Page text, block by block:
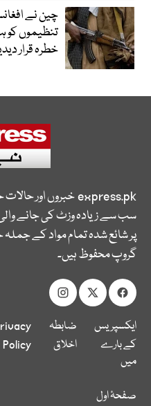
چین نے
تنظیموں
خطرہ قرار
express.pkخبروں اور
سب سے زیادہ وزٹ کی جانے
پر شائع شدہ تمام مواد کے
گروپ محفوظ ہیں۔
ایکسپریس
کے بارے
میں
ضابطہ
اخلاق Policy
صفحۂ اول